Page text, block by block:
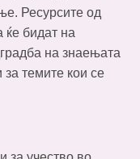
Ресурсите од
ќе бидат на
на знаењата
темите кои се